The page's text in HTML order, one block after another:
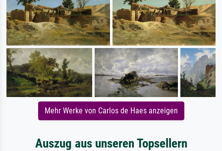
Mehr Werke von Carlos de Haes anzeigen
Auszug aus unseren Topsellern